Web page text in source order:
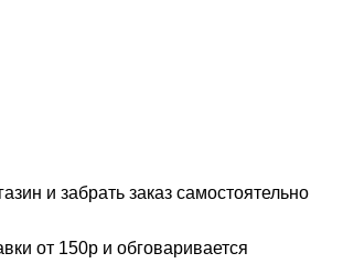
и забрать заказ самостоятельно
от 150р и обговаривается